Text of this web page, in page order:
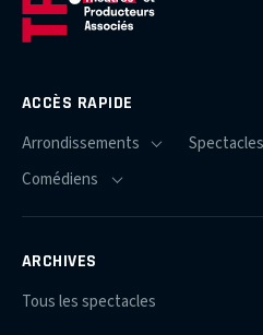
ACCÈS RAPIDE
ARCHIVES
Tous les spectacles